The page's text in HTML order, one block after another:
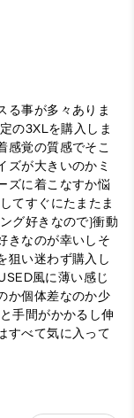
る事が多々ありま
の3XLを購入しま
感覚の質感でそこ
ズが大きいのかミ
ズに着こなすか悩
てすぐにたまたま
グ好きなので)衝動
きなのが幸いしそ
狙い迷わず購入し
風に薄い感じ
か個体差なのか少
手間がかかるし伸
すべて気に入って